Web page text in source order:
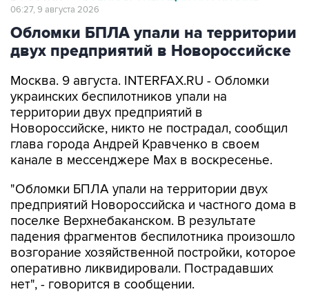
06:27, 9 августа 2026
Обломки БПЛА упали на территории
двух предприятий в Новороссийске
Москва. 9 августа. INTERFAX.RU - Обломки
украинских беспилотников упали на
территории двух предприятий в
Новороссийске, никто не пострадал, сообщил
глава города Андрей Кравченко в своем
канале в мессенджере Max в воскресенье.
"Обломки БПЛА упали на территории двух
предприятий Новороссийска и частного дома в
поселке Верхнебаканском. В результате
падения фрагментов беспилотника произошло
возгорание хозяйственной постройки, которое
оперативно ликвидировали. Пострадавших
нет", - говорится в сообщении.